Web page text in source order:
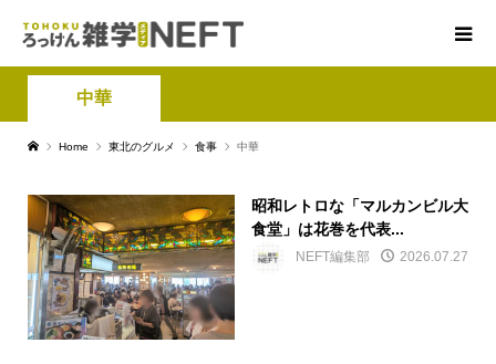
中華
Home 東北のグルメ 食事 中華
昭和レトロな「マルカンビル大
食堂」は花巻を代表...
NEFT編集部 2026.07.27